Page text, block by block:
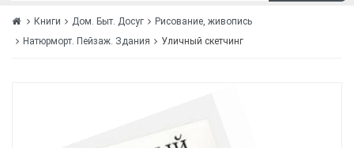
Книги Дом. Быт. Досуг
Рисование, живопись
Натюрморт. Пейзаж. Здания
Уличный скетчинг